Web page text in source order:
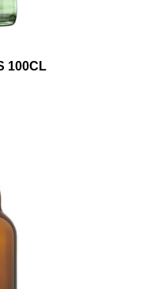
100CL